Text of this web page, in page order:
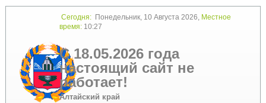
Сегодня:Понедельник, 10 Августа 2026, Местное
время:10:27
С 18.05.2026 года
настоящий сайт не
работает!
Алтайский край